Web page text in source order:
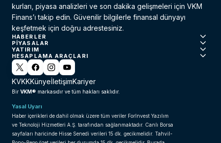
kurları, piyasa analizleri ve son dakika gelişmeleri için VKM
Finans’ı takip edin. Güvenilir bilgilerle finansal dünyayı
keşfetmek için doğru adrestesiniz.
HABERLER
PIYASALAR
YATIRIM
HESAPLAMA ARAÇLARI
KVKKKünyeİletişimKariyer
Bir VKM® markasıdır ve tüm hakları saklıdır.
Yasal Uyarı
Haber içerikleri de dahil olmak üzere tüm veriler ForInvest Yazılım
ve Teknoloji Hizmetleri A.Ş. tarafından sağlanmaktadır. Canlı Borsa
sayfaları haricinde Hisse Senedi verileri 15 dk. gecikmelidir. Tahvil-